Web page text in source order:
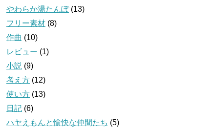
やわらか湯たんぽ(13)
フリー素材 (8)
作曲 (10)
レビュー (1)
小説 (9)
考え方 (12)
使い方 (13)
日記 (6)
ハヤえもんと愉快な仲間たち (5)